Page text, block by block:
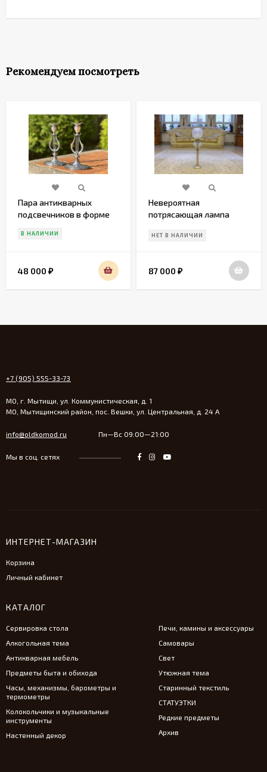
Рекомендуем посмотреть
Пара антикварных
подсвечников в форме
В НАЛИЧИИ
48 000 ₽
Невероятная
потрясающая лампа
19 века
НЕТ В НАЛИЧИИ
87 000 ₽
+7 (905) 555-33-73
МО, г. Мытищи, ул. Коммунистическая, д. 1
МО, Мытищинский район, пос. Вешки, ул. Центральная, д. 24 А
info@oldkomod.ru Пн—Вс 09:00—21:00
Мы в соц. сетях
ИНТЕРНЕТ-МАГАЗИН
Корзина
Личный кабинет
КАТАЛОГ
Сервировка стола
Алкогольная тема
Антикварная мебель
Предметы быта и обихода
Часы, механизмы, барометры и
термометры
Колокольчики и музыкальные
инструменты
Настенный декор
Печи, камины и аксессуары
Самовары
Свет
Утюжная тема
Старинный текстиль
СТАТУЭТКИ
Редкие предметы
Архив